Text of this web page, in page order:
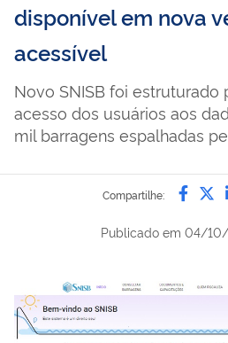
disponível em nova
acessível
Novo SNISB foi estruturado
acesso dos usuários aos
mil barragens espalhadas
Compartilhe:
Publicado em 04/10/